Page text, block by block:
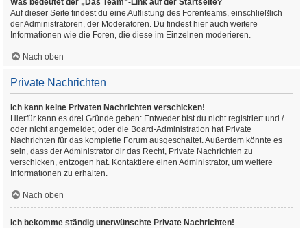
Was bedeutet der „Das Team“-Link auf der Startseite?
Auf dieser Seite findest du eine Auflistung des Forenteams, einschließlich
der Administratoren, der Moderatoren. Du findest hier auch weitere
Informationen wie die Foren, die diese im Einzelnen moderieren.
Nach oben
Private Nachrichten
Ich kann keine Privaten Nachrichten verschicken!
Hierfür kann es drei Gründe geben: Entweder bist du nicht registriert und /
oder nicht angemeldet, oder die Board-Administration hat Private
Nachrichten für das komplette Forum ausgeschaltet. Außerdem könnte es
sein, dass der Administrator dir das Recht, Private Nachrichten zu
verschicken, entzogen hat. Kontaktiere einen Administrator, um weitere
Informationen zu erhalten.
Nach oben
Ich bekomme ständig unerwünschte Private Nachrichten!